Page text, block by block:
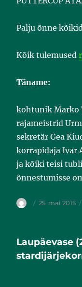
Palju õnne
Kõik tulemused
Täname:
kohtunik Marko
rajameistrid
sekretär Gea
korrapidaja Ivar
ja kõiki teisi
õnnestumisse
25. mai 2015
Laupäevase